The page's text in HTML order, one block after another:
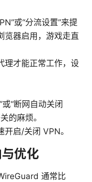
或“分流设置”来提
览器启用，游戏走直
理才能正常工作，设
“断网自动关闭
的麻烦。
启/关闭 VPN。
优化
通常比